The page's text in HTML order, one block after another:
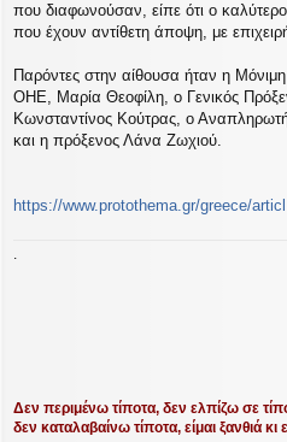
που διαφωνούσαν, είπε ότι ο
που έχουν αντίθετη άποψη, με
Παρόντες στην αίθουσα ήταν η
ΟΗΕ, Μαρία Θεοφίλη, ο Γενικός
Κωνσταντίνος Κούτρας, ο
και η πρόξενος Λάνα Ζωχιού.
https://www.protothema.gr/greece/
Δεν περιμένω τίποτα, δεν ελπίζω σε
δεν καταλαβαίνω τίποτα, είμαι ξανθιά κι